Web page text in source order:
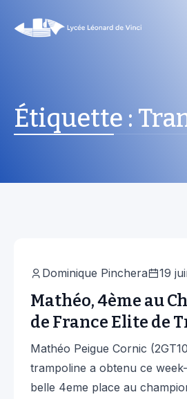
Étiquette :
Dominique Pinchera 19
Mathéo, 4ème au
de France Elite de
Mathéo Peigue Cornic
trampoline a obtenu ce
belle 4eme place au